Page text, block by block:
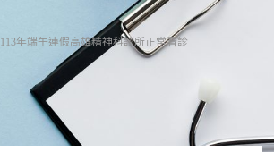
113年端午連假高雄精神科診所正常看診